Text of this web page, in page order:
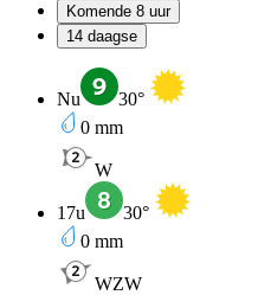
Komende 8 uur
14 daagse
Nu 30°
0 mm
W
17u 30°
0 mm
WZW